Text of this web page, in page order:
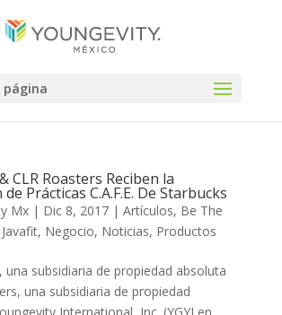
página
CLR Roasters Reciben la
Prácticas C.A.F.E. De Starbucks
Mx| Dic 8, 2017| Artículos, Be The
, Negocio, Noticias, Productos
una subsidiaria de propiedad absoluta
una subsidiaria de propiedad